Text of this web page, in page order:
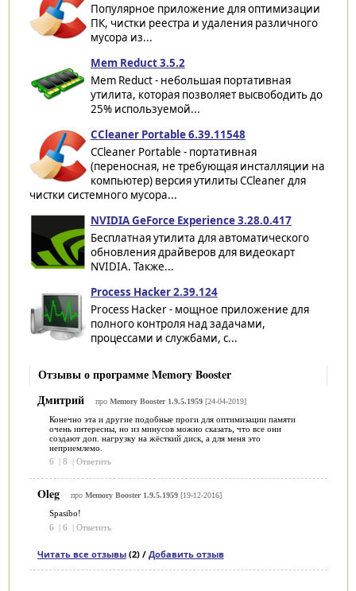
Популярное приложение для оптимизации
ПК, чистки реестра и удаления различного
мусора из...
Mem Reduct 3.5.2
Mem Reduct - небольшая портативная
утилита, которая позволяет высвободить до
25% используемой...
CCleaner Portable 6.39.11548
CCleaner Portable - портативная
(переносная, не требующая инсталляции на
компьютер) версия утилиты CCleaner для
чистки системного мусора...
NVIDIA GeForce Experience 3.28.0.417
Бесплатная утилита для автоматического
обновления драйверов для видеокарт
NVIDIA. Также...
Process Hacker 2.39.124
Process Hacker - мощное приложение для
полного контроля над задачами,
процессами и службами, с...
Отзывы о программе Memory Booster
Дмитрий
про Memory Booster 1.9.5.1959[24-04-2019]
Конечно эта и другие подобные проги для оптимизации памяти
очень интересны, но из минусов можно сказать, что все они
создают доп. нагрузку на жёсткий диск, а для меня это
неприемлемо.
6
8 Ответить
Oleg про Memory Booster 1.9.5.1959[19-12-2016]
Spasibo!
6
| 6 | Ответить
Читать все отзывы(2) / Добавить отзыв